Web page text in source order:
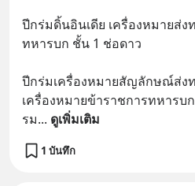
ปีกร่มดิ้นอินเดีย เครื่องหมายส่ง
ทหารบก ชั้น 1 ช่อดาว
ปีกร่มเครื่องหมายสัญลักษณ์ส่ง
เครื่องหมายข้าราชการทหารบ
รม... ดูเพิ่มเติม
1 บันทึก